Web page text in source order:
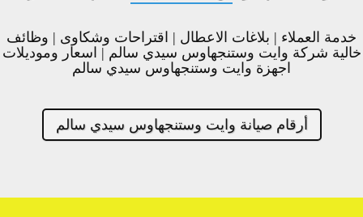
خدمة العملاء | بلاغات الاعطال | اقتراحات وشكاوى | وظائف
خالية شركة وايت وستنجهاوس سيدي سالم | اسعار وموديلات
اجهزة وايت وستنجهاوس سيدي سالم
أرقام صيانة وايت وستنجهاوس سيدي سالم